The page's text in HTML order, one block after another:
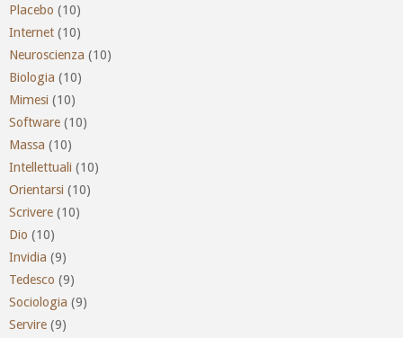
Placebo (10)
Internet (10)
Neuroscienza (10)
Biologia (10)
Mimesi (10)
Software (10)
Massa (10)
Intellettuali (10)
Orientarsi (10)
Scrivere (10)
Dio (10)
Invidia (9)
Tedesco (9)
Sociologia (9)
Servire (9)